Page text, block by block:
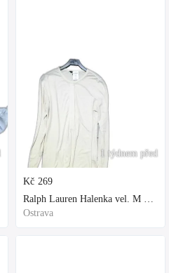
1 týdnem před
Kč 269
Ralph Lauren Halenka vel. M bílá
Ostrava